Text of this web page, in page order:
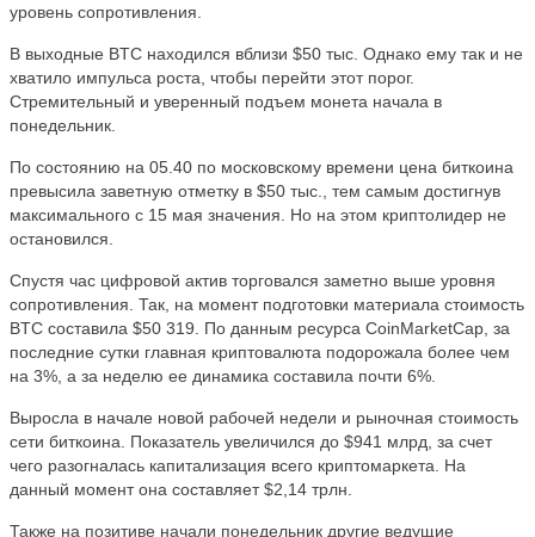
уровень сопротивления.
В выходные BTC находился вблизи $50 тыс. Однако ему так и не
хватило импульса роста, чтобы перейти этот порог.
Стремительный и уверенный подъем монета начала в
понедельник.
По состоянию на 05.40 по московскому времени цена биткоина
превысила заветную отметку в $50 тыс., тем самым достигнув
максимального с 15 мая значения. Но на этом криптолидер не
остановился.
Спустя час цифровой актив торговался заметно выше уровня
сопротивления. Так, на момент подготовки материала стоимость
BTC составила $50 319. По данным ресурса CoinMarketCap, за
последние сутки главная криптовалюта подорожала более чем
на 3%, а за неделю ее динамика составила почти 6%.
Выросла в начале новой рабочей недели и рыночная стоимость
сети биткоина. Показатель увеличился до $941 млрд, за счет
чего разогналась капитализация всего криптомаркета. На
данный момент она составляет $2,14 трлн.
Также на позитиве начали понедельник другие ведущие